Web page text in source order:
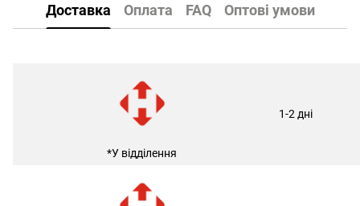
Доставка Оплата FAQ Оптові умови
*У відділення
1-2 дні